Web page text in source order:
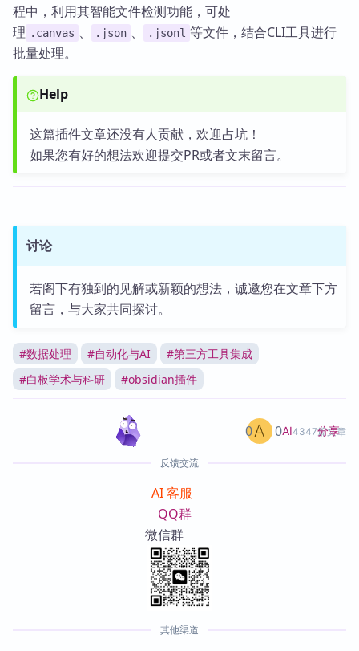
程中，利用其智能文件检测功能，可处
理 .canvas 、 .json 、 .jsonl 等文件，结合CLI工具进行
批量处理。
Help
这篇插件文章还没有人贡献，欢迎占坑！
如果您有好的想法欢迎提交PR或者文末留言。
讨论
若阁下有独到的见解或新颖的想法，诚邀您在文章下方
留言，与大家共同探讨。
#数据处理 #自动化与AI #第三方工具集成
#白板学术与科研 #obsidian插件
AI4347篇文章
0 0 分享
反馈交流
AI 客服
QQ群
微信群
其他渠道